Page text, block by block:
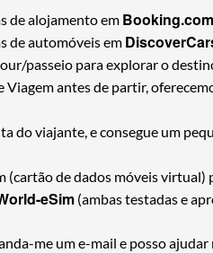
de alojamento em Booking.com
de automóveis em
passeio para explorar o
Viagem antes de partir,
do viajante, e consegue um
(cartão de dados móveis
eSim (ambas testadas e
me um e-mail e posso ajudar